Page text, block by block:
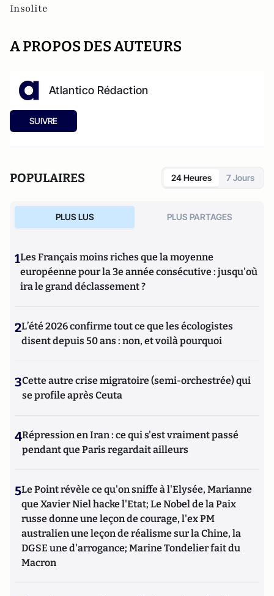
Insolite
A PROPOS DES AUTEURS
Atlantico Rédaction
SUIVRE
POPULAIRES 24 Heures 7 Jours
PLUS LUS PLUS PARTAGES
1Les Français moins riches que la moyenne
européenne pour la 3e année consécutive : jusqu'où
ira le grand déclassement ?
2L’été 2026 confirme tout ce que les écologistes
disent depuis 50 ans : non, et voilà pourquoi
3Cette autre crise migratoire (semi-orchestrée) qui
se profile après Ceuta
4Répression en Iran : ce qui s'est vraiment passé
pendant que Paris regardait ailleurs
5Le Point révèle ce qu'on sniffe à l'Elysée, Marianne
que Xavier Niel hacke l'Etat; Le Nobel de la Paix
russe donne une leçon de courage, l'ex PM
australien une leçon de réalisme sur la Chine, la
DGSE une d'arrogance; Marine Tondelier fait du
Macron